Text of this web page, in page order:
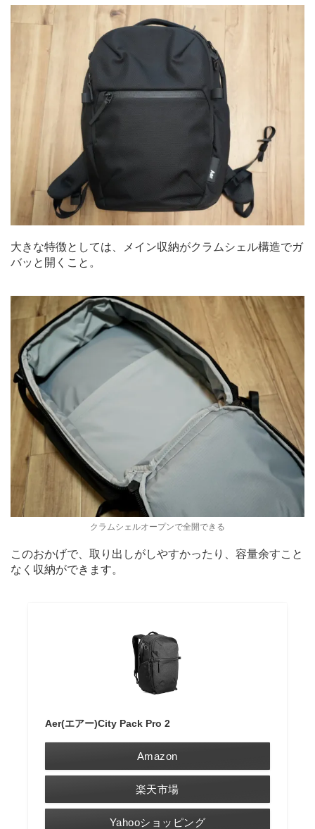
大きな特徴としては、メイン収納がクラムシェル構造でガ
バッと開くこと。
クラムシェルオープンで全開できる
このおかげで、取り出しがしやすかったり、容量余すこと
なく収納ができます。
Aer(エアー)City Pack Pro 2
Amazon
楽天市場
Yahooショッピング